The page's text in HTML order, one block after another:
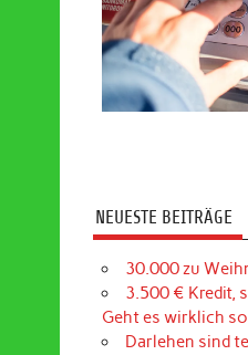
NEUESTE BEITRÄGE
30.000 zu
3.500 € Kredit,
Geht es wirklich
Darlehen sind